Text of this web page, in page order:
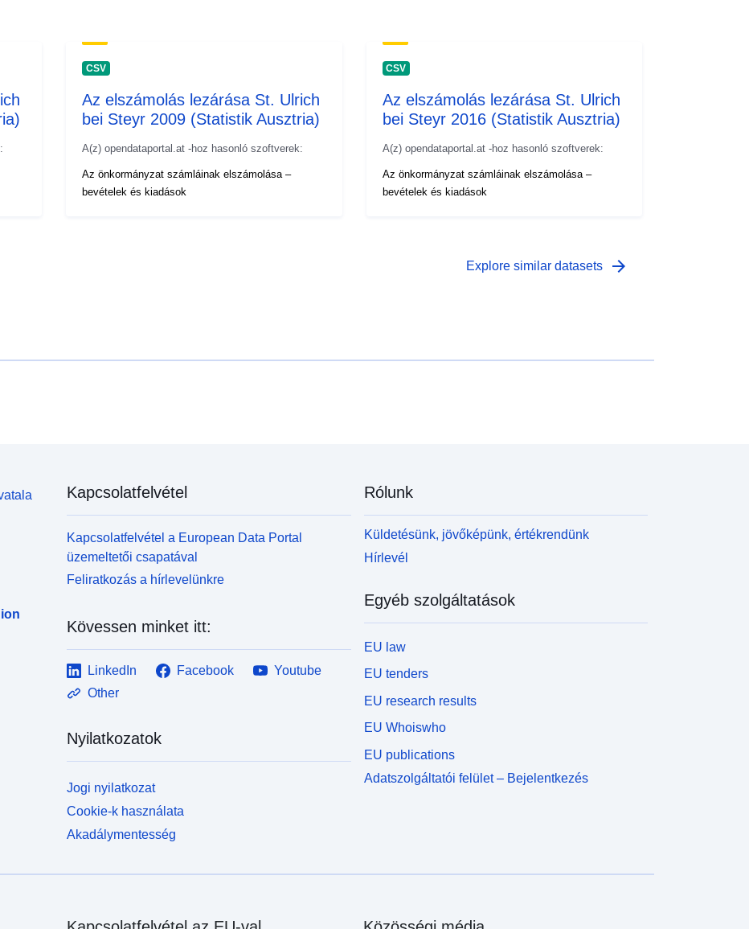
CSV
Az elszámolás lezárása St. Ulrich
bei Steyr 2009 (Statistik Ausztria)
A(z) opendataportal.at -hoz hasonló szoftverek:
Az önkormányzat számláinak elszámolása –
bevételek és kiadások
CSV
Az elszámolás lezárása St. Ulrich
bei Steyr 2016 (Statistik Ausztria)
A(z) opendataportal.at -hoz hasonló szoftverek:
Az önkormányzat számláinak elszámolása –
bevételek és kiadások
Explore similar datasets arrow_forward
Kapcsolatfelvétel
Kapcsolatfelvétel a European Data Portal
üzemeltetői csapatával
Feliratkozás a hírlevelünkre
Kövessen minket itt:
LinkedIn Facebook
Youtube
Other
Nyilatkozatok
Jogi nyilatkozat
Cookie-k használata
Akadálymentesség
Rólunk
Küldetésünk, jövőképünk, értékrendünk
Hírlevél
Egyéb szolgáltatások
EU law
EU tenders
EU research results
EU Whoiswho
EU publications
Adatszolgáltatói felület – Bejelentkezés